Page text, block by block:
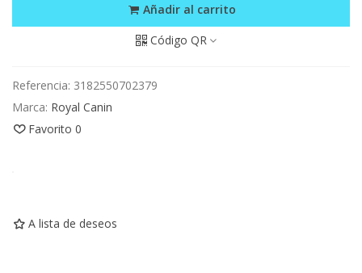
Añadir al carrito
Código QR
Referencia: 3182550702379
Marca: Royal Canin
Favorito 0
A lista de deseos